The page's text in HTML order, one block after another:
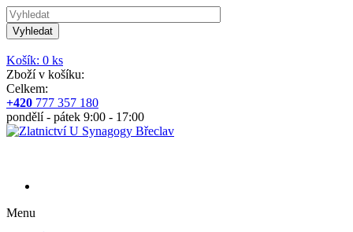
Vyhledat
Košík: 0 ks
Zboží v košíku:
Celkem:
+420 777 357 180
pondělí - pátek 9:00 - 17:00
Menu